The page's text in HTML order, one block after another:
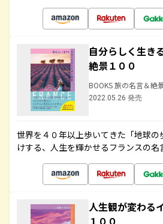
自分らしく生き
絶景１００
BOOKS 旅の名言＆絶
2022.05.26 発売
世界を４０年以上歩いてきた「地球
けする、人生を輝かせるフランスの
人生観が変わる
１００